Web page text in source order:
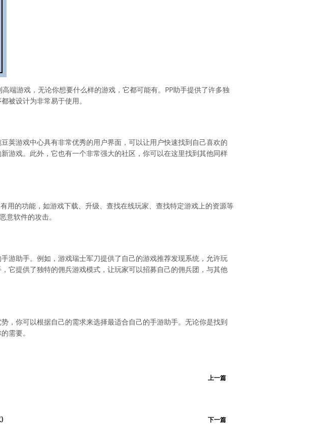
端游戏，无论你想要什么样的游戏，它都可能有。PP助手提供了许多独
被设计为非常易于使用。
荚游戏中心具有非常优秀的用户界面，可以让用户快速找到自己喜欢的
游戏。此外，它也有一个非常强大的社区，你可以在这里找到其他同样
用的功能，如游戏下载、升级、查找在线玩家、查找特定游戏上的资源等
软件的攻击。
游助手。例如，游戏瑞士军刀提供了自己的游戏推荐发现系统，允许玩
它提供了独特的佣兵游戏模式，让玩家可以招募自己的佣兵团，与其他
，你可以根据自己的需求来选择最适合自己的手游助手。无论你是找到
需要。
上一篇
下一篇